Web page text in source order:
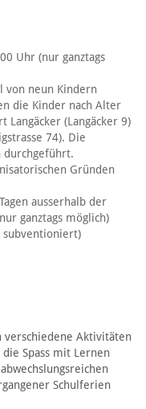
Uhr (nur ganztags
von neun Kindern
die Kinder nach Alter
Langäcker (Langäcker 9)
74). Die
durchgeführt.
Gründen
ausserhalb der
ganztags möglich)
subventioniert)
Aktivitäten
Spass mit Lernen
Schulferien